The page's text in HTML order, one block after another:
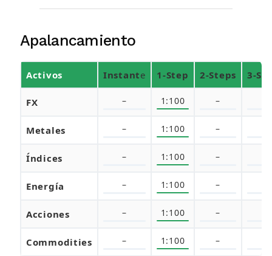
Apalancamiento
Activos Instante 1-Step 2-Steps 3-
FX – 1:100 –
Metales – 1:100 –
Índices – 1:100 –
Energía – 1:100 –
Acciones – 1:100 –
Commodities – 1:100 –